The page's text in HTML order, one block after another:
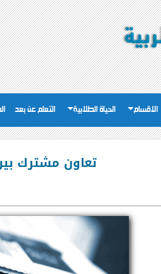
الاقسام الحياة الطلابية التعلم عن بعد
تعاون مشترك